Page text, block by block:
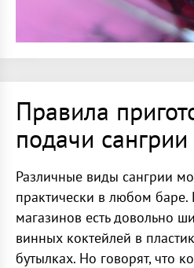
Правила
подачи сангрии
Различные виды сангрии
практически в любом
магазинов есть довольно
винных коктейлей в
бутылках. Но говорят, что